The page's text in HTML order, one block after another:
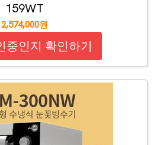
159WT
2,574,000원
중인지 확인하기